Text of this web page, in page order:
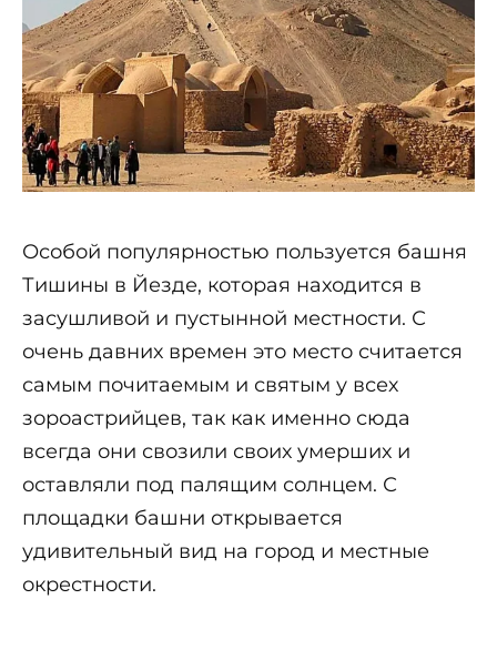
Особой популярностью пользуется башня
Тишины в Йезде, которая находится в
засушливой и пустынной местности. С
очень давних времен это место считается
самым почитаемым и святым у всех
зороастрийцев, так как именно сюда
всегда они свозили своих умерших и
оставляли под палящим солнцем. С
площадки башни открывается
удивительный вид на город и местные
окрестности.